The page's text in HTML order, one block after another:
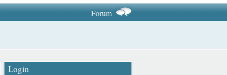
Forum
Login